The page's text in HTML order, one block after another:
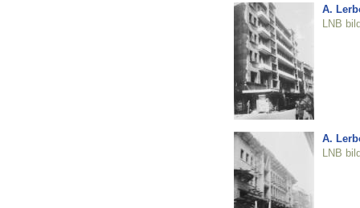
A.
LNB
A.
LNB